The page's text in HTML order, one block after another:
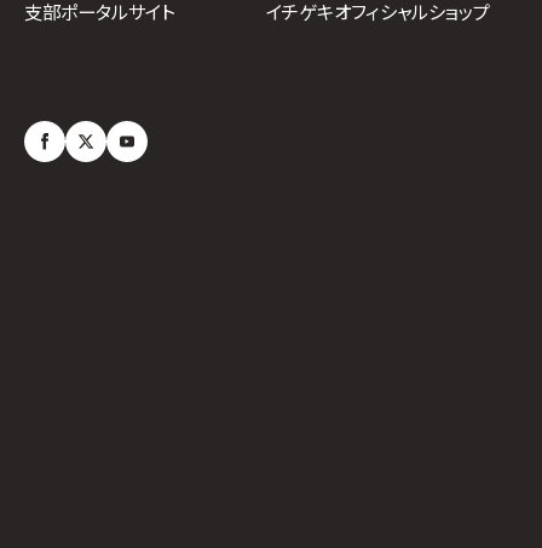
支部ポータルサイト イチゲキオフィシャルショップ